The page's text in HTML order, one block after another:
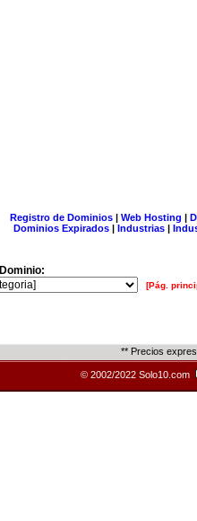
Registro de Dominios| Web Hosting |
Dominios Expirados | Industrias |
[Pág.
** Precios
© 2002/2022 Solo10.com